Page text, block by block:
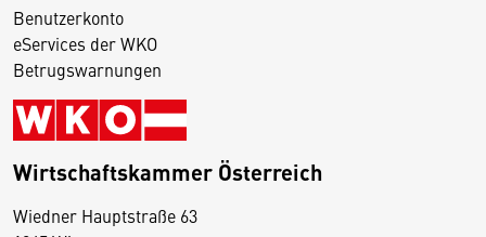
Benutzerkonto
eServices der WKO
Betrugswarnungen
Wirtschaftskammer Österreich
Wiedner Hauptstraße 63
D